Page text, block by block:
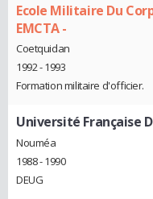
Ecole Militaire Du
EMCTA -
Coetquidan
1992 - 1993
Formation militaire d'officier.
Université Française
Nouméa
1988 - 1990
DEUG